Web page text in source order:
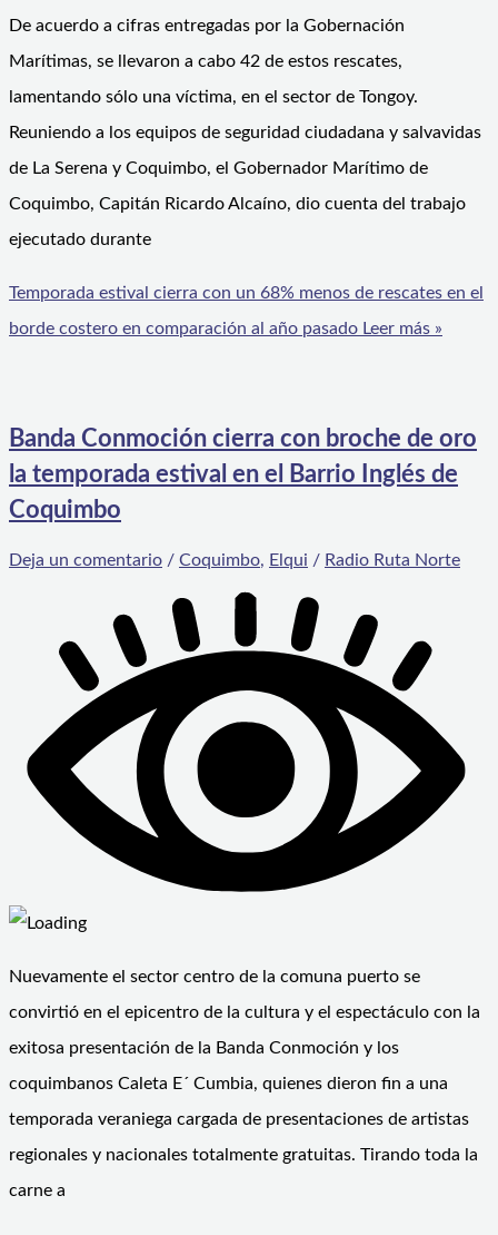
De acuerdo a cifras entregadas por la Gobernación
Marítimas, se llevaron a cabo 42 de estos rescates,
lamentando sólo una víctima, en el sector de Tongoy.
Reuniendo a los equipos de seguridad ciudadana y salvavidas
de La Serena y Coquimbo, el Gobernador Marítimo de
Coquimbo, Capitán Ricardo Alcaíno, dio cuenta del trabajo
ejecutado durante
Temporada estival cierra con un 68% menos de rescates en el
borde costero en comparación al año pasado Leer más »
Banda Conmoción cierra con broche de oro
la temporada estival en el Barrio Inglés de
Coquimbo
Deja un comentario / Coquimbo, Elqui / Radio Ruta Norte
Nuevamente el sector centro de la comuna puerto se
convirtió en el epicentro de la cultura y el espectáculo con la
exitosa presentación de la Banda Conmoción y los
coquimbanos Caleta E´ Cumbia, quienes dieron fin a una
temporada veraniega cargada de presentaciones de artistas
regionales y nacionales totalmente gratuitas. Tirando toda la
carne a